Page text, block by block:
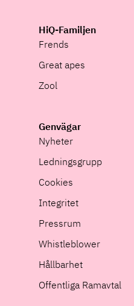
HiQ-Familjen
Frends
Great apes
Zool
Genvägar
Nyheter
Ledningsgrupp
Cookies
Integritet
Pressrum
Whistleblower
Hållbarhet
Offentliga Ramavtal